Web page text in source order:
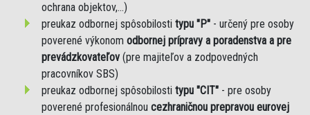
ochrana objektov,...)
preukaz odbornej spôsobilosti typu "P" - určený pre osoby
poverené výkonom odbornej prípravy a poradenstva a pre
prevádzkovateľov (pre majiteľov a zodpovedných
pracovníkov SBS)
preukaz odbornej spôsobilosti typu "CIT" - pre osoby
poverené profesionálnou cezhraničnou prepravou eurovej